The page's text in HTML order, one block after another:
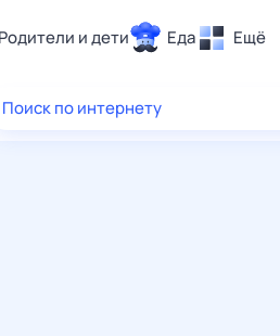
Родители и дети Еда Ещё
Здоровье
Поиск по интернету